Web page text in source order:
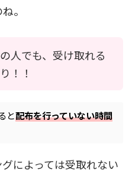
。
人でも、受け取れる
！！
と配布を行っていない時間
によっては受取れない